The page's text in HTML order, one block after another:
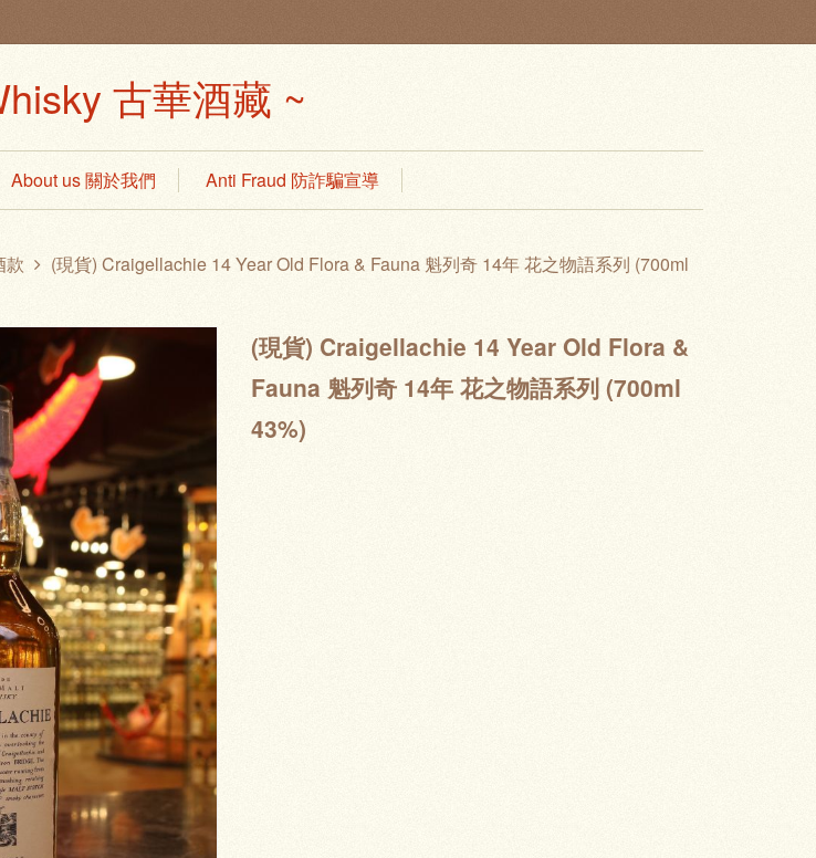
古華酒藏 ~
About us 關於我們 Anti Fraud 防詐騙宣導
款 (現貨) Craigellachie 14 Year Old Flora & Fauna 魁列奇 14年 花之物語系列 (700ml
(現貨) Craigellachie 14 Year Old Flora &
Fauna 魁列奇 14年 花之物語系列 (700ml
43%)